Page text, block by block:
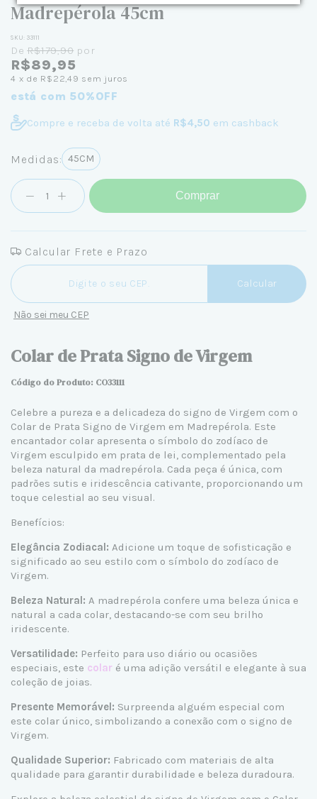
Madrepérola 45cm
SKU: 33111
DeR$179,90 por
R$89,95
4 x de R$22,49 sem juros
está com 50%OFF
Compre e receba de volta até R$4,50 em cashback
Medidas: 45CM
Comprar
Calcular Frete e Prazo
Entregas para o CEP:
Calcular
Não sei meu CEP
Colar de Prata Signo de Virgem
Código do Produto: CO33111
Celebre a pureza e a delicadeza do signo de Virgem com o
Colar de Prata Signo de Virgem em Madrepérola. Este
encantador colar apresenta o símbolo do zodíaco de
Virgem esculpido em prata de lei, complementado pela
beleza natural da madrepérola. Cada peça é única, com
padrões sutis e iridescência cativante, proporcionando um
toque celestial ao seu visual.
Benefícios:
Elegância Zodiacal: Adicione um toque de sofisticação e
significado ao seu estilo com o símbolo do zodíaco de
Virgem.
Beleza Natural: A madrepérola confere uma beleza única e
natural a cada colar, destacando-se com seu brilho
iridescente.
Versatilidade: Perfeito para uso diário ou ocasiões
especiais, este colar é uma adição versátil e elegante à sua
coleção de joias.
Presente Memorável: Surpreenda alguém especial com
este colar único, simbolizando a conexão com o signo de
Virgem.
Qualidade Superior: Fabricado com materiais de alta
qualidade para garantir durabilidade e beleza duradoura.